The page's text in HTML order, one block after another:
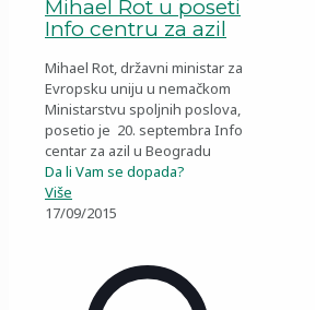
Mihael Rot u poseti
Info centru za azil
Mihael Rot, državni ministar za
Evropsku uniju u nemačkom
Ministarstvu spoljnih poslova,
posetio je 20. septembra Info
centar za azil u Beogradu
Da li Vam se dopada?
Više
17/09/2015